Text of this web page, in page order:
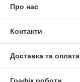
Про нас
Контакти
Доставка та оплата